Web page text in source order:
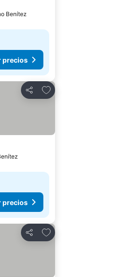
Benítez
precios
Compartir
Agregar a favoritos
precios
Compartir
Agregar a favoritos